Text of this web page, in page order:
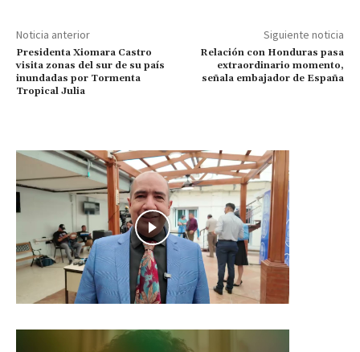
Noticia anterior
Presidenta Xiomara Castro
visita zonas del sur de su país
inundadas por Tormenta
Tropical Julia
Siguiente noticia
Relación con Honduras pasa
extraordinario momento,
señala embajador de España